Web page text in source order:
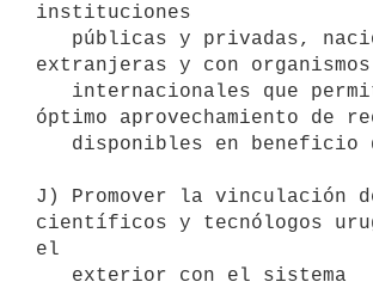
instituciones
extranjeras y con organismos
óptimo aprovechamiento de
J) Promover la vinculación
científicos y tecnólogos
el